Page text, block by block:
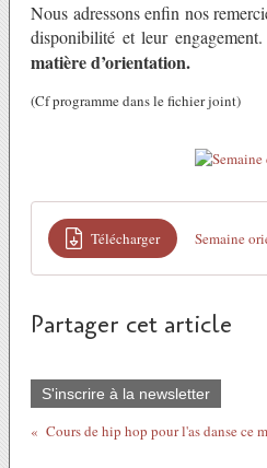
Nous adressons enfin nos
disponibilité et leur
matière d’orientation.
(Cf programme dans le fichier joint)
Télécharger Semaine
Partager cet article
S'inscrire à la newsletter
Cours de hip hop pour l'as danse ce